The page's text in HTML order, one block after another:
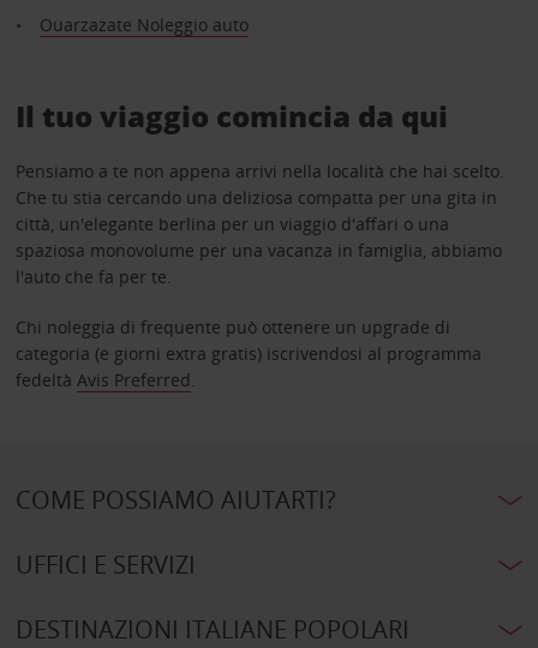
Ouarzazate Noleggio auto
Il tuo viaggio comincia da qui
Pensiamo a te non appena arrivi nella località che hai scelto.
Che tu stia cercando una deliziosa compatta per una gita in
città, un'elegante berlina per un viaggio d'affari o una
spaziosa monovolume per una vacanza in famiglia, abbiamo
l'auto che fa per te.
Chi noleggia di frequente può ottenere un upgrade di
categoria (e giorni extra gratis) iscrivendosi al programma
fedeltà Avis Preferred.
COME POSSIAMO AIUTARTI?
UFFICI E SERVIZI
DESTINAZIONI ITALIANE POPOLARI